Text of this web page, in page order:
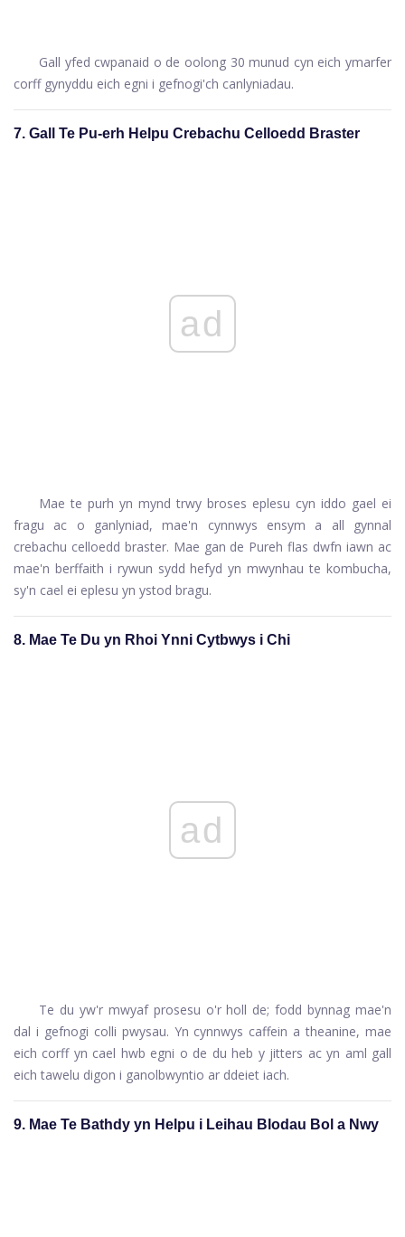
Gall yfed cwpanaid o de oolong 30 munud cyn eich ymarfer
corff gynyddu eich egni i gefnogi'ch canlyniadau.
7. Gall Te Pu-erh Helpu Crebachu Celloedd Braster
ad
Mae te purh yn mynd trwy broses eplesu cyn iddo gael ei
fragu ac o ganlyniad, mae'n cynnwys ensym a all gynnal
crebachu celloedd braster. Mae gan de Pureh flas dwfn iawn ac
mae'n berffaith i rywun sydd hefyd yn mwynhau te kombucha,
sy'n cael ei eplesu yn ystod bragu.
8. Mae Te Du yn Rhoi Ynni Cytbwys i Chi
ad
Te du yw'r mwyaf prosesu o'r holl de; fodd bynnag mae'n
dal i gefnogi colli pwysau. Yn cynnwys caffein a theanine, mae
eich corff yn cael hwb egni o de du heb y jitters ac yn aml gall
eich tawelu digon i ganolbwyntio ar ddeiet iach.
9. Mae Te Bathdy yn Helpu i Leihau Blodau Bol a Nwy